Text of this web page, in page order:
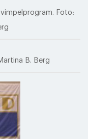
Foto:
B. Berg